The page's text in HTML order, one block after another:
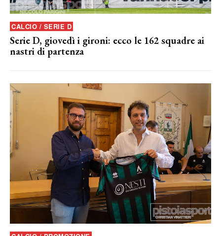
CALCIO / SERIE D
Serie D, giovedì i gironi: ecco le 162 squadre ai
nastri di partenza